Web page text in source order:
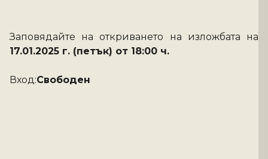
17.01.2025 г. (петък) от 18:00 ч.
Вход:Свободен